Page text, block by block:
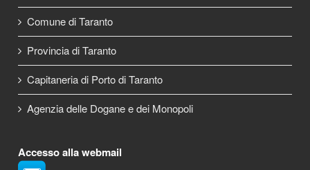
Comune di Taranto
Provincia di Taranto
Capitaneria di Porto di Taranto
Agenzia delle Dogane e dei Monopoli
Accesso alla webmail